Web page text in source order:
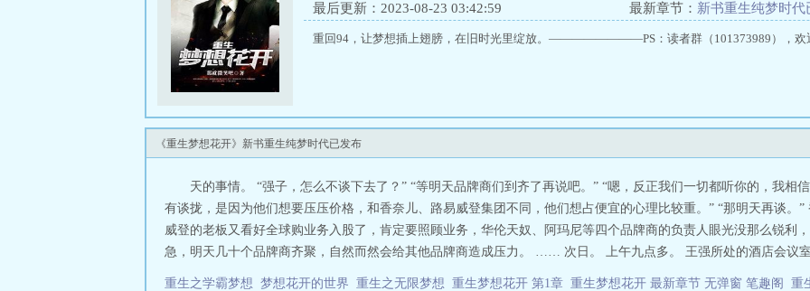
最后更新：2023-08-23 03:42:59
最新章节： 新书重生纯梦时代
重回94，让梦想插上翅膀，在旧时光里绽放。————————PS：读者群（101373989），欢
《重生梦想花开》新书重生纯梦时代已发布
天的事情。 “强子，怎么不谈下去了？” “等明天品牌商们到齐了再说吧。” “嗯，反正我们一切都听你的，我相
有谈拢，是因为他们想要压压价格，和香奈儿、路易威登集团不同，他们想占便宜的心理比较重。” “那明天再谈。
威登的老板又看好全球购业务入股了，肯定要照顾业务，华伦天奴、阿玛尼等四个品牌商的负责人眼光没那么锐利
急，明天几十个品牌商齐聚，自然而然会给其他品牌商造成压力。 …… 次日。 上午九点多。 王强所处的酒店会议
重生之学霸梦想 梦想花开的世界 重生之无限梦想 重生梦想花开 第1章 重生梦想花开 最新章节 无弹窗 笔趣阁 重